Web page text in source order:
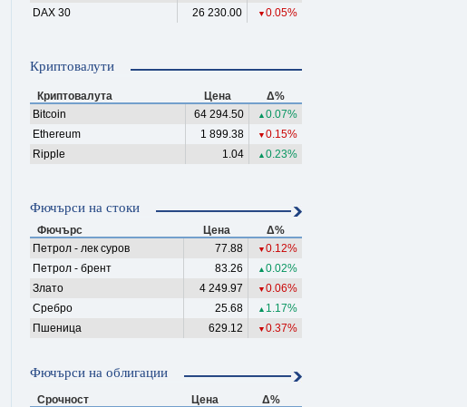
DAX 30
26 230.00 ▼ 0.05%
Криптовалути
Криптовалута Цена
Δ%
Bitcoin
64 294.50 ▲ 0.07%
Ethereum
1 899.38 ▼ 0.15%
Ripple
1.04 ▲ 0.23%
Фючърси на стоки
Фючърс Цена
Δ%
Петрол - лек суров
77.88 ▼ 0.12%
Петрол - брент
83.26 ▲ 0.02%
Злато
4 249.97 ▼ 0.06%
Сребро
25.68 ▲ 1.17%
Пшеница
629.12 ▼ 0.37%
Фючърси на облигации
Срочност Цена
Δ%